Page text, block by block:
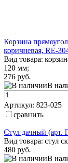
Корзина
коричневая, RE-
Вид товара:
120 мм;
276 руб.
В
Артикул: 823-025
сравнить
Стул дачный (арт.
Вид товара: стул
480 руб.
В